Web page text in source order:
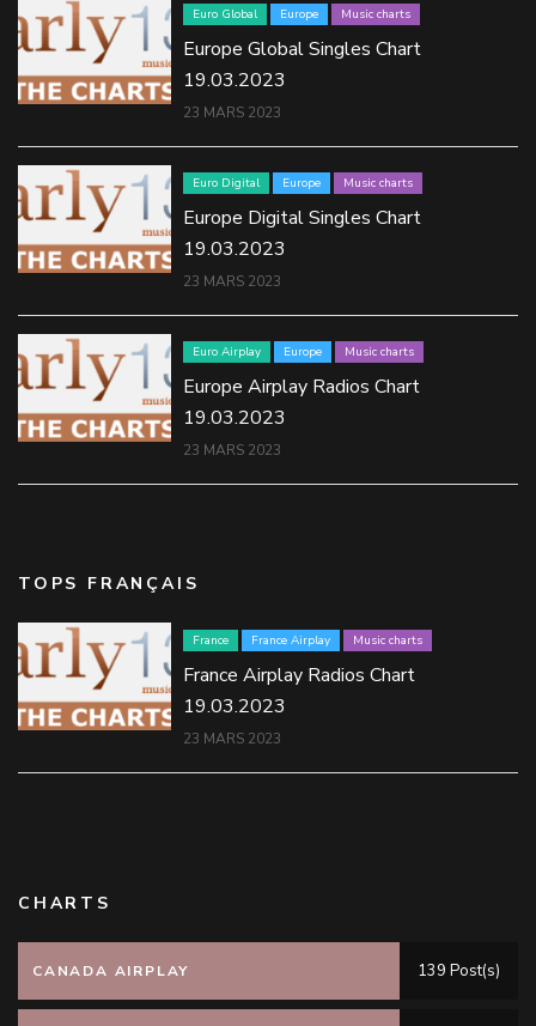
Euro Global Europe Music charts
Europe Global Singles Chart
19.03.2023
23 MARS 2023
Euro Digital Europe Music charts
Europe Digital Singles Chart
19.03.2023
23 MARS 2023
Euro Airplay Europe Music charts
Europe Airplay Radios Chart
19.03.2023
23 MARS 2023
TOPS FRANÇAIS
France France Airplay Music charts
France Airplay Radios Chart
19.03.2023
23 MARS 2023
CHARTS
CANADA AIRPLAY 139 Post(s)